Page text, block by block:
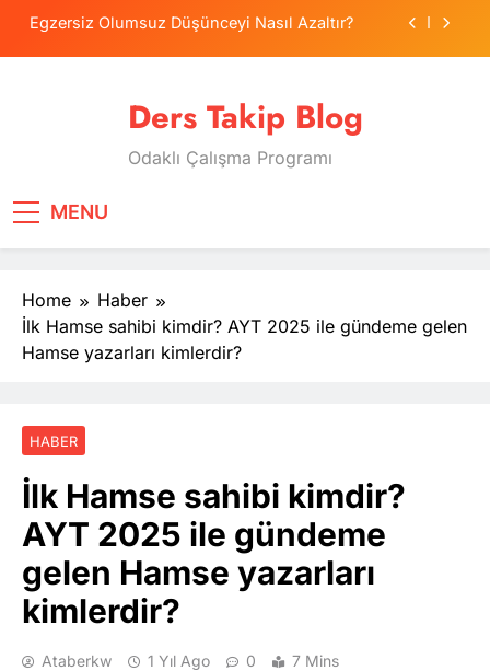
SkipEgzersiz Olumsuz Düşünceyi Nasıl Azaltır?
Tercih Stresinde Veliler Çocuğa Nasıl Destek
Tekrarlama Zorlantısı: Neden Geçmişi
Egzersiz Olumsuz Düşünceyi Nasıl Azaltır?
Psikolojide Sistematik Duyarsızlaştırma
Tercih Stresinde Veliler Çocuğa Nasıl Destek
Olur?
Ders Takip Blog
Odaklı Çalışma Programı
MENU
Home
Haber
İlk Hamse sahibi kimdir? AYT 2025 ile gündeme gelen
Hamse yazarları kimlerdir?
HABER
İlk Hamse sahibi kimdir?
AYT 2025 ile gündeme
gelen Hamse yazarları
kimlerdir?
Ataberkw 1 Yıl Ago 0 7 Mins